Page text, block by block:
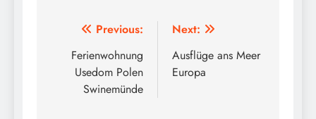
Beitragsnavigation
Previous:
Ferienwohnung
Usedom Polen
Swinemünde
Next:
Ausflüge ans Meer
Europa